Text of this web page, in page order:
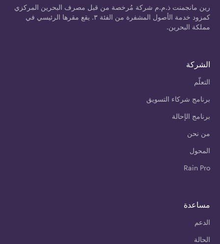
رين مانجمنت ذ.م.م شركة مُرخصة من قبل مصرف البحرين المركزي
كمزود خدمة الأصول المشفرة من الفئة ٣. يقع مقرها الرئيسي في
مملكة البحرين.
الشركة
التعلّم
برنامج شركاء التسويق
برنامج الإحالة
من نحن
المحول
Rain Pro
مساعدة
الدعم
الحالة